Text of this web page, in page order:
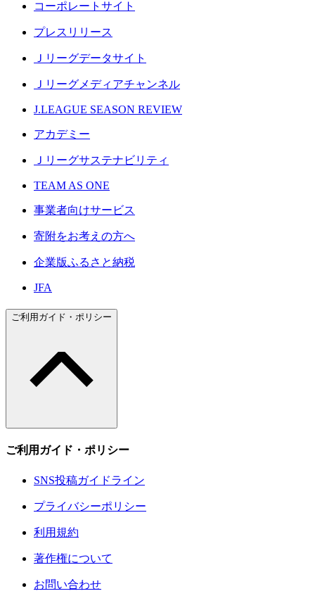
コーポレートサイト
プレスリリース
Ｊリーグデータサイト
Ｊリーグメディアチャンネル
J.LEAGUE SEASON REVIEW
アカデミー
Ｊリーグサステナビリティ
TEAM AS ONE
事業者向けサービス
寄附をお考えの方へ
企業版ふるさと納税
JFA
ご利用ガイド・ポリシー
ご利用ガイド・ポリシー
SNS投稿ガイドライン
プライバシーポリシー
利用規約
著作権について
お問い合わせ